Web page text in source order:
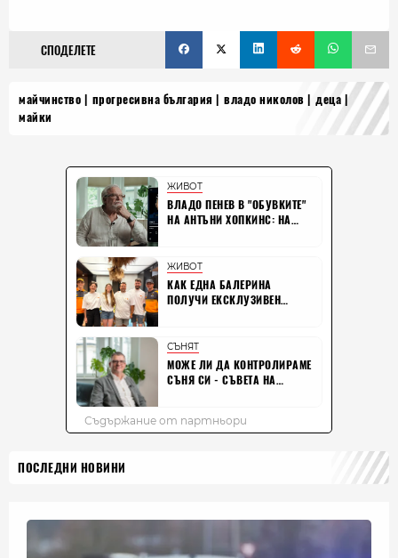
СПОДЕЛЕТЕ
майчинство прогресивна българия владо николов
деца
майки
ПОСЛЕДНИ НОВИНИ